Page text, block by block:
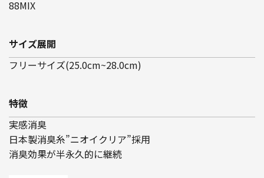
88MIX
サイズ展開
フリーサイズ(25.0cm~28.0cm)
特徴
実感消臭
日本製消臭糸”ニオイクリア”採用
消臭効果が半永久的に継続